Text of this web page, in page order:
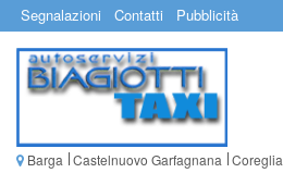
Segnalazioni Contatti Pubblicità
Barga Castelnuovo Garfagnana Coreglia